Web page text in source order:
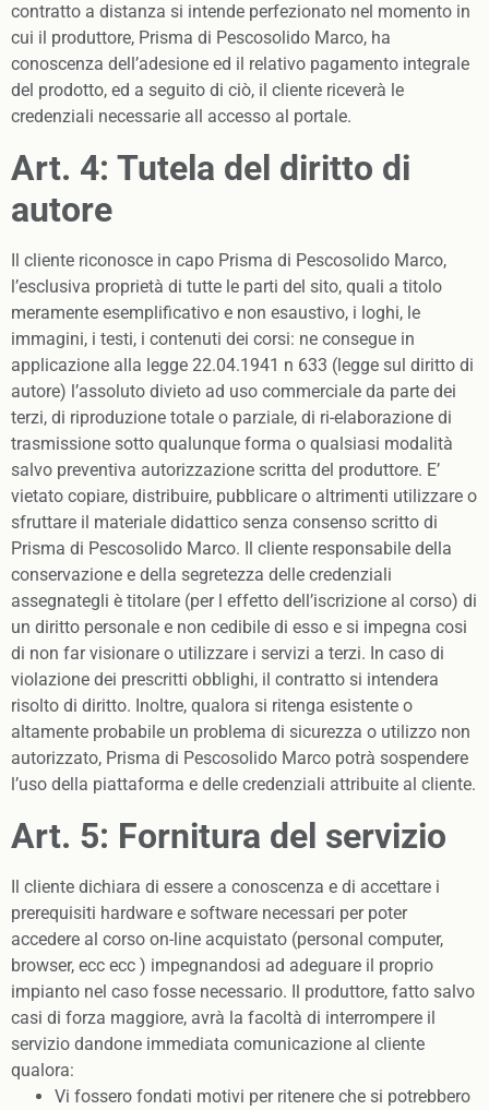
contratto a distanza si intende perfezionato nel momento in
cui il produttore, Prisma di Pescosolido Marco, ha
conoscenza dell’adesione ed il relativo pagamento integrale
del prodotto, ed a seguito di ciò, il cliente riceverà le
credenziali necessarie all accesso al portale.
Art. 4: Tutela del diritto di
autore
Il cliente riconosce in capo Prisma di Pescosolido Marco,
l’esclusiva proprietà di tutte le parti del sito, quali a titolo
meramente esemplificativo e non esaustivo, i loghi, le
immagini, i testi, i contenuti dei corsi: ne consegue in
applicazione alla legge 22.04.1941 n 633 (legge sul diritto di
autore) l’assoluto divieto ad uso commerciale da parte dei
terzi, di riproduzione totale o parziale, di ri-elaborazione di
trasmissione sotto qualunque forma o qualsiasi modalità
salvo preventiva autorizzazione scritta del produttore. E’
vietato copiare, distribuire, pubblicare o altrimenti utilizzare o
sfruttare il materiale didattico senza consenso scritto di
Prisma di Pescosolido Marco. Il cliente responsabile della
conservazione e della segretezza delle credenziali
assegnategli è titolare (per l effetto dell’iscrizione al corso) di
un diritto personale e non cedibile di esso e si impegna cosi
di non far visionare o utilizzare i servizi a terzi. In caso di
violazione dei prescritti obblighi, il contratto si intendera
risolto di diritto. Inoltre, qualora si ritenga esistente o
altamente probabile un problema di sicurezza o utilizzo non
autorizzato, Prisma di Pescosolido Marco potrà sospendere
l’uso della piattaforma e delle credenziali attribuite al cliente.
Art. 5: Fornitura del servizio
Il cliente dichiara di essere a conoscenza e di accettare i
prerequisiti hardware e software necessari per poter
accedere al corso on-line acquistato (personal computer,
browser, ecc ecc ) impegnandosi ad adeguare il proprio
impianto nel caso fosse necessario. Il produttore, fatto salvo
casi di forza maggiore, avrà la facoltà di interrompere il
servizio dandone immediata comunicazione al cliente
qualora:
Vi fossero fondati motivi per ritenere che si potrebbero